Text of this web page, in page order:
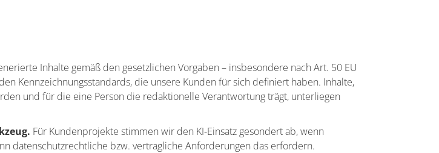
Inhalte gemäß den gesetzlichen Vorgaben – insbesondere nach Art. 50 EU
Kennzeichnungsstandards, die unsere Kunden für sich definiert haben. Inhalte,
und für die eine Person die redaktionelle Verantwortung trägt, unterliegen
Für Kundenprojekte stimmen wir den KI-Einsatz gesondert ab, wenn
datenschutzrechtliche bzw. vertragliche Anforderungen das erfordern.